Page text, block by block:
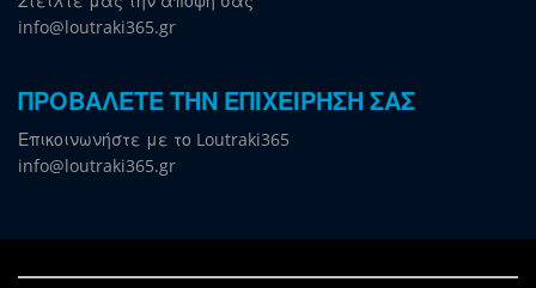
info@loutraki365.gr
ΠΡΟΒΑΛΕΤΕ ΤΗΝ ΕΠΙΧΕΙΡΗΣΗ ΣΑΣ
Επικοινωνήστε με το Loutraki365
info@loutraki365.gr